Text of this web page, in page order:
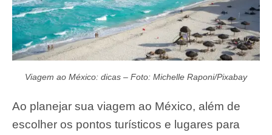
Viagem ao México: dicas – Foto: Michelle Raponi/Pixabay
Ao planejar sua viagem ao México, além de
escolher os pontos turísticos e lugares para